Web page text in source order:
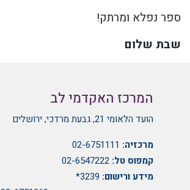
ספר נפלא ומרתק!
שבת שלום
המרכז האקדמי לב
הועד הלאומי 21, גבעת מרדכי, ירושלים
מרכזיה: 02-6751111
קמפוס טל: 02-6547222
מידע ורישום: 3239*